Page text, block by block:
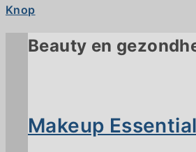
Knop
Beauty en
Makeup